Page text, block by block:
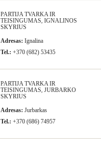
PARTIJA TVARKA IR
TEISINGUMAS, IGNALINOS
SKYRIUS
Adresas: Ignalina
Tel.: +370 (682) 53435
PARTIJA TVARKA IR
TEISINGUMAS, JURBARKO
SKYRIUS
Adresas: Jurbarkas
Tel.: +370 (686) 74957